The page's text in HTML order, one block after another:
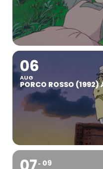
06
AUG
PORCO ROSSO
09